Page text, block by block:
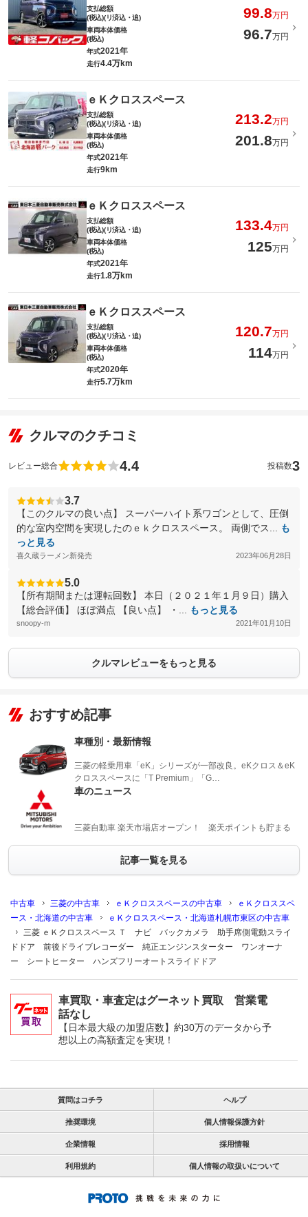
支払総額
(税込)(リ済込・追)
99.8万円
車両本体価格
(税込)
96.7万円
年式2021年
走行4.4万km
ｅＫクロススペース
支払総額
(税込)(リ済込・追)
213.2万円
車両本体価格
(税込)
201.8万円
年式2021年
走行9km
ｅＫクロススペース
支払総額
(税込)(リ済込・追)
133.4万円
車両本体価格
(税込)
125万円
年式2021年
走行1.8万km
ｅＫクロススペース
支払総額
(税込)(リ済込・追)
120.7万円
車両本体価格
(税込)
114万円
年式2020年
走行5.7万km
クルマのクチコミ
レビュー総合 4.4 投稿数3
3.7
【このクルマの良い点】 スーパーハイト系ワゴンとして、圧倒
的な室内空間を実現したのｅｋクロススペース。 両側でス...
も
っと見る
喜久蔵ラーメン新発売 2023年06月28日
5.0
【所有期間または運転回数】 本日（２０２１年１月９日）購入
【総合評価】 ほぼ満点 【良い点】 ・...
もっと見る
snoopy-m 2021年01月10日
クルマレビューをもっと見る
おすすめ記事
車種別・最新情報
三菱の軽乗用車「eK」シリーズが一部改良。eKクロス＆eK
クロススペースに「T Premium」「G…
車のニュース
三菱自動車 楽天市場店オープン！ 楽天ポイントも貯まる
記事一覧を見る
中古車 三菱の中古車 ｅＫクロススペースの中古車
ｅＫクロススペ
ース・北海道の中古車
ｅＫクロススペース・北海道札幌市東区の中古車
三菱 ｅＫクロススペース Ｔ ナビ バックカメラ 助手席側電動スライ
ドドア 前後ドライブレコーダー 純正エンジンスターター ワンオーナ
ー シートヒーター ハンズフリーオートスライドドア
車買取・車査定はグーネット買取 営業電
話なし
【日本最大級の加盟店数】約30万のデータから予
想以上の高額査定を実現！
質問はコチラ ヘルプ
推奨環境 個人情報保護方針
企業情報 採用情報
利用規約 個人情報の取扱いについて